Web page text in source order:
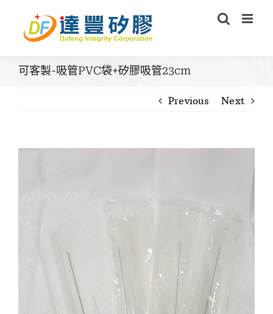
content
可客製-吸管PVC袋+矽膠吸管23cm
Previous Next